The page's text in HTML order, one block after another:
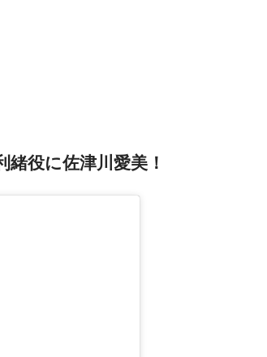
役に佐津川愛美！